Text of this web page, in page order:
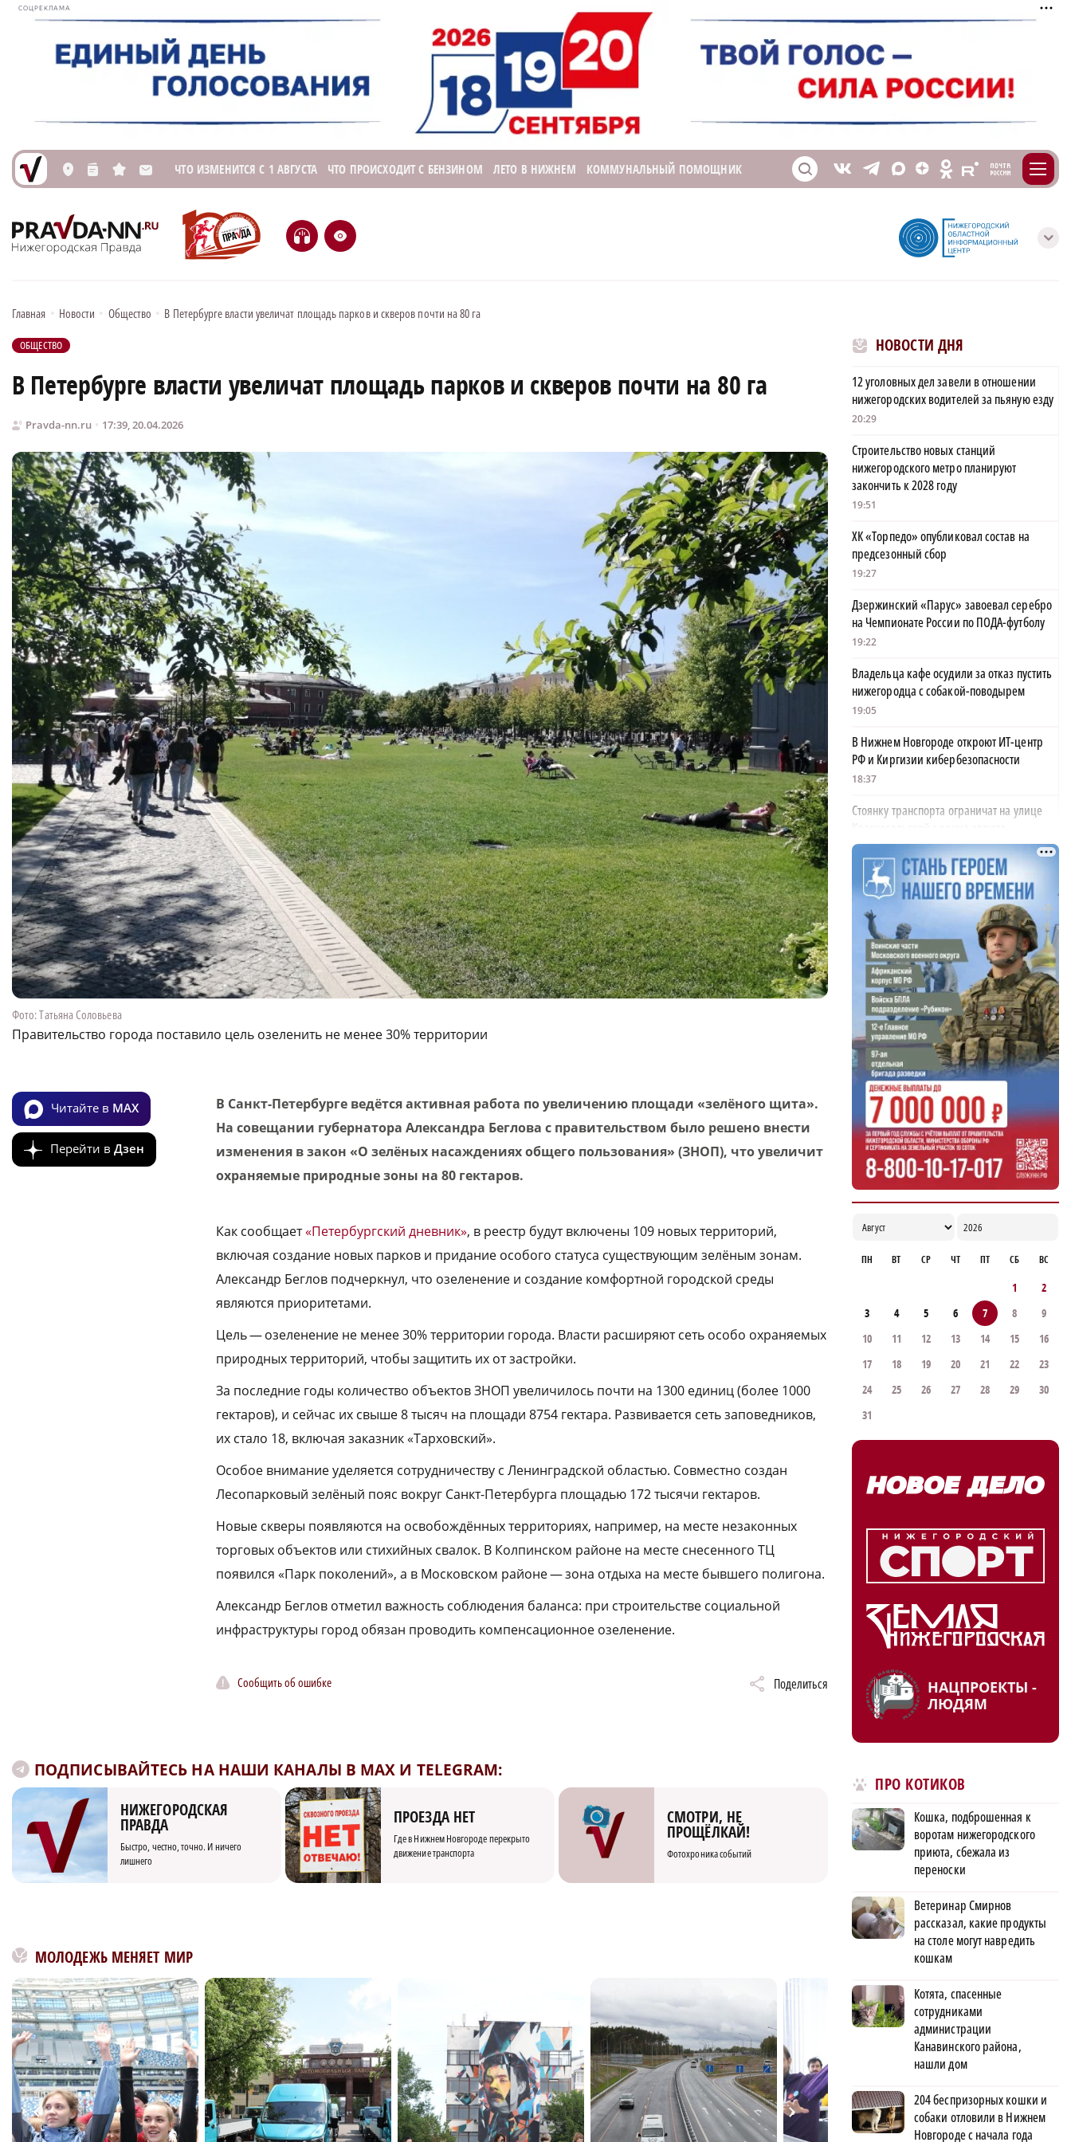
СОЦРЕКЛАМА
L n s M ЧТО ИЗМЕНИТСЯ С 1 АВГУСТА ЧТО ПРОИСХОДИТ С БЕНЗИНОМ ЛЕТО В НИЖНЕМ КОММУНАЛЬНЫЙ ПОМОЩНИК S V T X Z O E m
H e с
Главная • Новости • Общество • В Петербурге власти увеличат площадь парков и скверов почти на 80 га
ОБЩЕСТВО
В Петербурге власти увеличат площадь парков и скверов почти на 80 га
Pravda-nn.ru 17:39, 20.04.2026
Фото: Татьяна Соловьева
Правительство города поставило цель озеленить не менее 30% территории
Читайте в MAX
Перейти в Дзен
В Санкт-Петербурге ведётся активная работа по увеличению площади «зелёного щита».
На совещании губернатора Александра Беглова с правительством было решено внести
изменения в закон «О зелёных насаждениях общего пользования» (ЗНОП), что увеличит
охраняемые природные зоны на 80 гектаров.
Как сообщает«Петербургский дневник», в реестр будут включены 109 новых территорий,
включая создание новых парков и придание особого статуса существующим зелёным зонам.
Александр Беглов подчеркнул, что озеленение и создание комфортной городской среды
являются приоритетами.
Цель — озеленение не менее 30% территории города. Власти расширяют сеть особо охраняемых
природных территорий, чтобы защитить их от застройки.
За последние годы количество объектов ЗНОП увеличилось почти на 1300 единиц (более 1000
гектаров), и сейчас их свыше 8 тысяч на площади 8754 гектара. Развивается сеть заповедников,
их стало 18, включая заказник «Тарховский».
Особое внимание уделяется сотрудничеству с Ленинградской областью. Совместно создан
Лесопарковый зелёный пояс вокруг Санкт-Петербурга площадью 172 тысячи гектаров.
Новые скверы появляются на освобождённых территориях, например, на месте незаконных
торговых объектов или стихийных свалок. В Колпинском районе на месте снесенного ТЦ
появился «Парк поколений», а в Московском районе — зона отдыха на месте бывшего полигона.
Александр Беглов отметил важность соблюдения баланса: при строительстве социальной
инфраструктуры город обязан проводить компенсационное озеленение.
Сообщить об ошибке Поделиться
ПОДПИСЫВАЙТЕСЬ НА НАШИ КАНАЛЫ В MAX И TELEGRAM:
НИЖЕГОРОДСКАЯ
ПРАВДА
Быстро, честно, точно. И ничего
лишнего
ПРОЕЗДА НЕТ
Где в Нижнем Новгороде перекрыто
движение транспорта
СМОТРИ, НЕ
ПРОЩЁЛКАЙ!
Фотохроника событий
МОЛОДЕЖЬ МЕНЯЕТ МИР
×
НОВОСТИ ДНЯ
12 уголовных дел завели в отношении
нижегородских водителей за пьяную езду
20:29
Строительство новых станций
нижегородского метро планируют
закончить к 2028 году
19:51
ХК «Торпедо» опубликовал состав на
предсезонный сбор
19:27
Дзержинский «Парус» завоевал серебро
на Чемпионате России по ПОДА-футболу
19:22
Владельца кафе осудили за отказ пустить
нижегородца с собакой-поводырем
19:05
В Нижнем Новгороде откроют ИТ-центр
РФ и Киргизии кибербезопасности
18:37
Стоянку транспорта ограничат на улице
Красносельской с конца августа
18:37
Волонтеры обнаружили заброшенный
дом, в котором живет около 20 собак и
щенков
18:02
В Нижегородской области наградили
более 40 организаций к Дню строителя
17:57
Садыр Жапаров и Глеб Никитин провели
рабочую встречу в Киргизии
17:38
ПН ВТ СР ЧТ ПТ СБ ВС
1
2
3
4 5 6 7 8
9
10
11 12 13 14 15
16
17
18 19 20 21 22
23
24
25 26 27 28 29
30
31
НАЦПРОЕКТЫ -
ЛЮДЯМ
ПРО КОТИКОВ
Кошка, подброшенная к
воротам нижегородского
приюта, сбежала из
переноски
Ветеринар Смирнов
рассказал, какие продукты
на столе могут навредить
кошкам
Котята, спасенные
сотрудниками
администрации
Канавинского района,
нашли дом
204 беспризорных кошки и
собаки отловили в Нижнем
Новгороде с начала года